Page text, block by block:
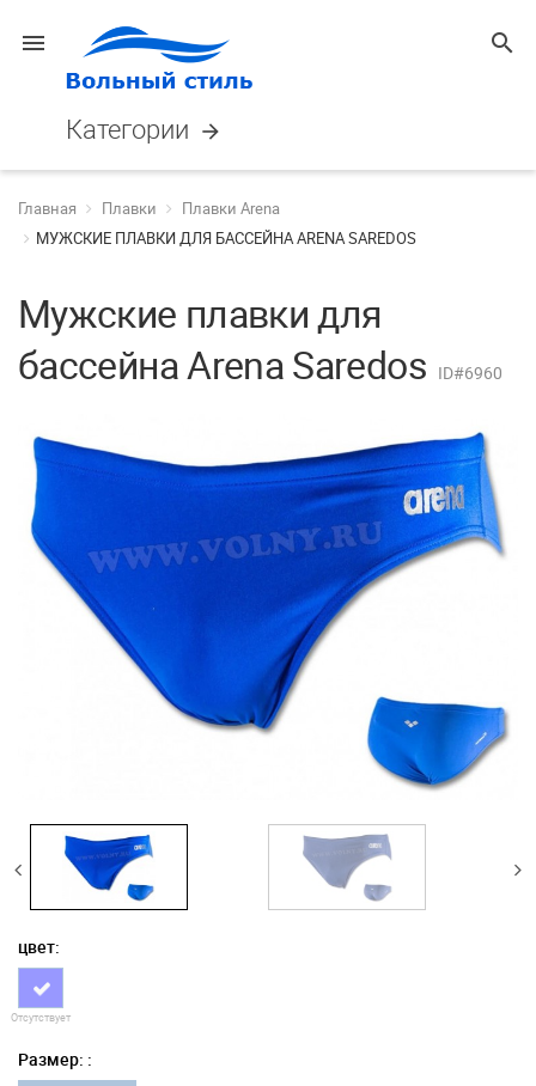
menu search
Категории arrow_forward
Главная Плавки
Плавки Arena
МУЖСКИЕ ПЛАВКИ ДЛЯ БАССЕЙНА ARENA SAREDOS
Мужские плавки для
бассейна Arena Saredos ID#6960
цвет:
Отсутствует
Размер: :